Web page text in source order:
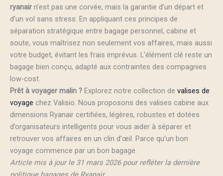
ryanair n’est pas une corvée, mais la garantie d’un départ et
d’un vol sans stress. En appliquant ces principes de
séparation stratégique entre bagage personnel, cabine et
soute, vous maîtrisez non seulement vos affaires, mais aussi
votre budget, évitant les frais imprévus. L’élément clé reste un
bagage bien conçu, adapté aux contraintes des compagnies
low-cost.
Prêt à voyager malin ? Explorez notre collection de valises de
voyage chez Valisio. Nous proposons des valises cabine aux
dimensions Ryanair certifiées, légères, robustes et dotées
d’organisateurs intelligents pour vous aider à séparer et
retrouver vos affaires en un clin d’œil. Parce qu’un bon
voyage commence par un bon bagage.
Article mis à jour le 31 mars 2026 pour refléter la dernière